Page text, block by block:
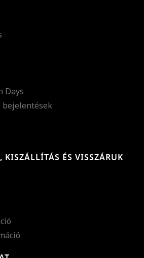
Days
bejelentések
KISZÁLLÍTÁS ÉS VISSZÁRUK